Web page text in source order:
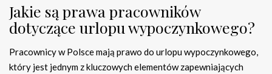
Jakie są prawa pracowników
dotyczące urlopu wypoczynkowego?
Pracownicy w Polsce mają prawo do urlopu wypoczynkowego,
który jest jednym z kluczowych elementów zapewniających